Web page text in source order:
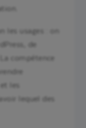
les usages : on
de
compétence
les
lequel des